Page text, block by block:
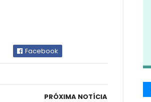
Facebook
PRÓXIMA NOTÍCIA